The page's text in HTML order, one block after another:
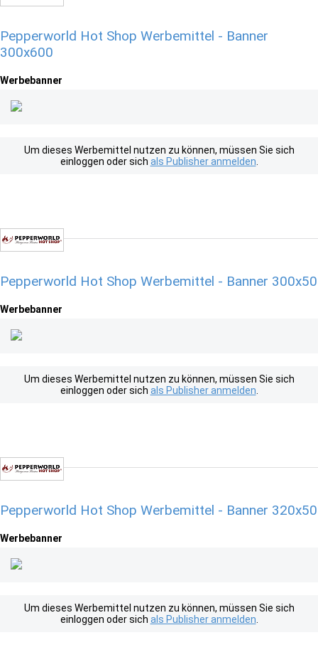
Pepperworld Hot Shop Werbemittel - Banner
300x600
Werbebanner
Um dieses Werbemittel nutzen zu können, müssen Sie sich
einloggen oder sich als Publisher anmelden
Pepperworld Hot Shop Werbemittel - Banner 300x50
Werbebanner
Um dieses Werbemittel nutzen zu können, müssen Sie sich
einloggen oder sich als Publisher anmelden
Pepperworld Hot Shop Werbemittel - Banner 320x50
Werbebanner
Um dieses Werbemittel nutzen zu können, müssen Sie sich
einloggen oder sich als Publisher anmelden